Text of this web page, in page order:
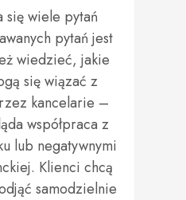
się wiele pytań
pytań jest
wiedzieć, jakie
się wiązać z
kancelarie –
współpraca z
lub negatywnymi
Klienci chcą
samodzielnie